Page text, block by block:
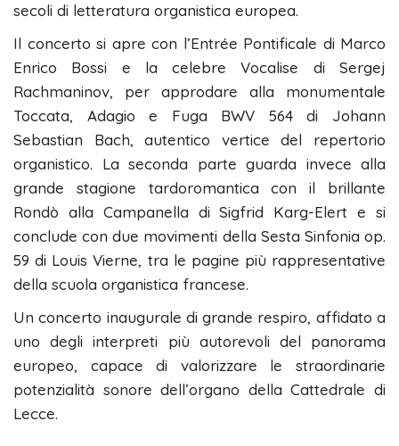
secoli di letteratura organistica europea.
Il concerto si apre con l’Entrée Pontificale di Marco
Enrico Bossi e la celebre Vocalise di Sergej
Rachmaninov, per approdare alla monumentale
Toccata, Adagio e Fuga BWV 564 di Johann
Sebastian Bach, autentico vertice del repertorio
organistico. La seconda parte guarda invece alla
grande stagione tardoromantica con il brillante
Rondò alla Campanella di Sigfrid Karg-Elert e si
conclude con due movimenti della Sesta Sinfonia op.
59 di Louis Vierne, tra le pagine più rappresentative
della scuola organistica francese.
Un concerto inaugurale di grande respiro, affidato a
uno degli interpreti più autorevoli del panorama
europeo, capace di valorizzare le straordinarie
potenzialità sonore dell’organo della Cattedrale di
Lecce.